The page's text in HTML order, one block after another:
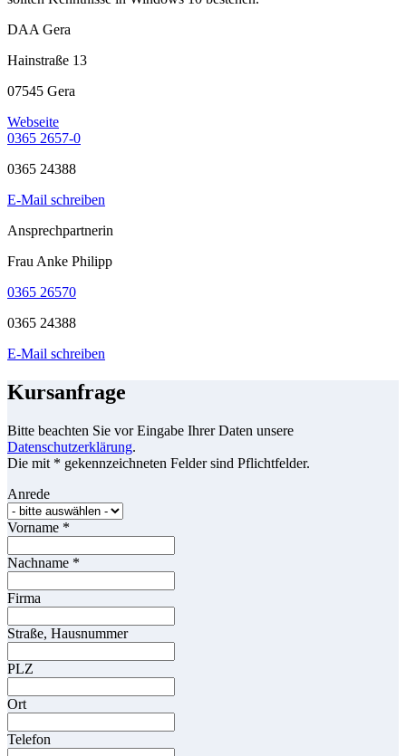
DAA Gera
Hainstraße 13
07545 Gera
Webseite
0365 2657-0
0365 24388
E-Mail schreiben
Ansprechpartnerin
Frau Anke Philipp
0365 26570
0365 24388
E-Mail schreiben
Kursanfrage
Bitte beachten Sie vor Eingabe Ihrer Daten unsere
Datenschutzerklärung.
Die mit * gekennzeichneten Felder sind Pflichtfelder.
Anrede
Vorname *
Nachname *
Firma
Straße, Hausnummer
PLZ
Ort
Telefon